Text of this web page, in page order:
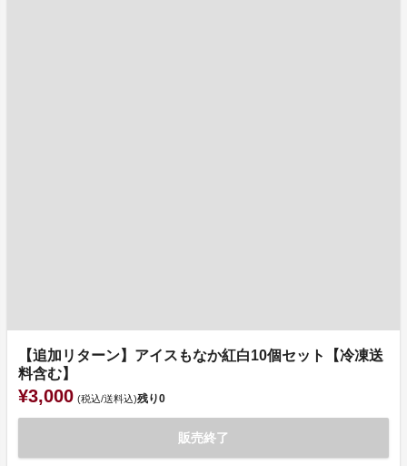
【追加リターン】アイスもなか紅白10個セット【冷凍送
料含む】
¥3,000 (税込/送料込)残り0
販売終了